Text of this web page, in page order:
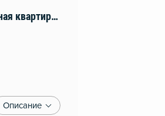
Дизайнерская шикарная двухкомнатная квартира в Кронштадте
Описание